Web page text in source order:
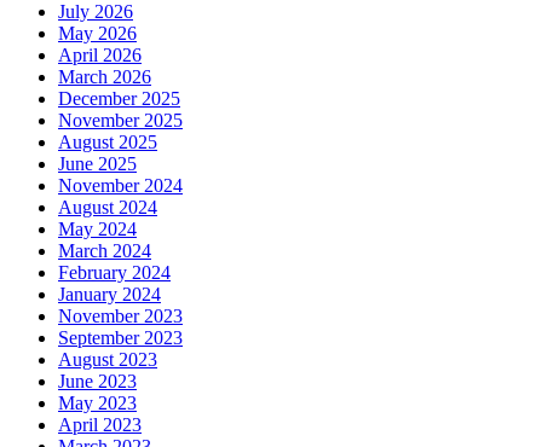
July 2026
May 2026
April 2026
March 2026
December 2025
November 2025
August 2025
June 2025
November 2024
August 2024
May 2024
March 2024
February 2024
January 2024
November 2023
September 2023
August 2023
June 2023
May 2023
April 2023